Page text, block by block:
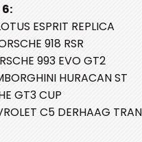
6:
ESPRIT REPLICA
918 RSR
993 EVO GT2
HURACAN ST
GT3 CUP
C5 DERHAAG